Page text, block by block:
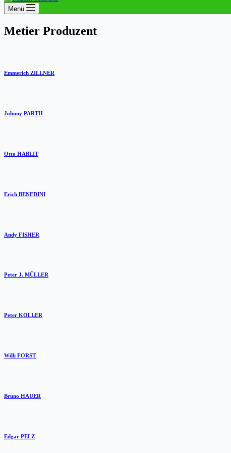
Menü
Metier Produzent
Emmerich ZILLNER
Johnny PARTH
Otto HABLIT
Erich BENEDINI
Andy FISHER
Peter J. MÜLLER
Peter KOLLER
Willi FORST
Bruno HAUER
Edgar PELZ